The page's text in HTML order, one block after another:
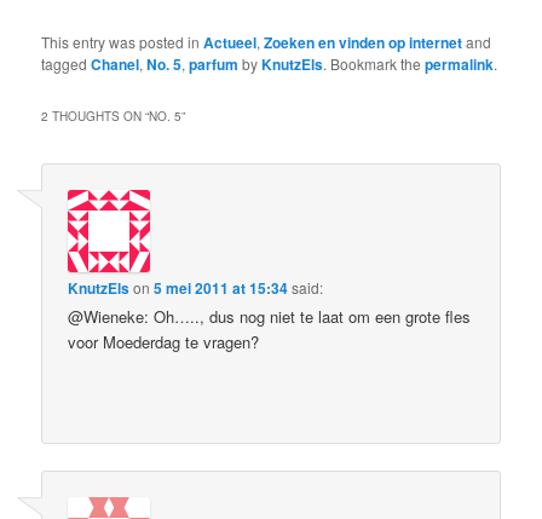
This entry was posted inActueel,Zoeken en vinden op internetand
taggedChanel,No. 5,parfum byKnutzEls. Bookmark thepermalink.
2 THOUGHTS ON “NO. 5”
KnutzElson5 mei 2011 at 15:34said:
@Wieneke: Oh….., dus nog niet te laat om een grote fles
voor Moederdag te vragen?